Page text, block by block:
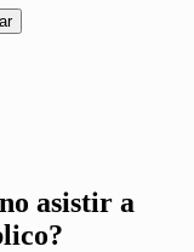
asistir a